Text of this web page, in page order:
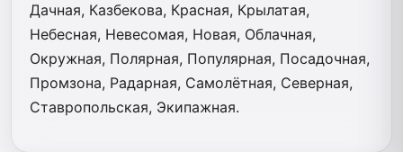
Дачная, Казбекова, Красная, Крылатая,
Небесная, Невесомая, Новая, Облачная,
Окружная, Полярная, Популярная, Посадочная,
Промзона, Радарная, Самолётная, Северная,
Ставропольская, Экипажная.